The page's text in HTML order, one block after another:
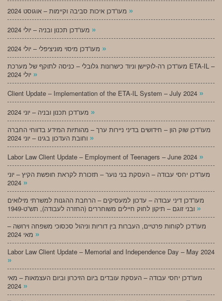
»
»
»
מעו”דכן רה-לוקיישן וניוד כישרונות גלובלי – כניסה לתוקף של מערכת ETA-IL –
»
Client Update – Implementation of the ETA-IL System – July 2024 »
»
מעו”דכן שוק הון – חידושים בדיני ניירות ערך – מהותיות המידע בדווחי החברה
»
Labor Law Client Update – Employment of Teenagers – June 2024 »
מעו”דכן יחסי עבודה – העסקת בני נוער – תזכורת לקראת חופשת הקיץ – יוני
»
מעו”דכן דיני עבודה – עדכון למעסיקים – הרחבת ההגנות למשרתי מילואים
»
מעו”דכן לקוחות פרטיים, העברות בין דוריות וניהול סכסוכי משפחה וירושה –
»
Labor Law Client Update – Memorial and Independence Day – May 2024
»
מעו”דכן יחסי עבודה – העסקת עובדים ביום הזיכרון וביום העצמאות – מאי
»